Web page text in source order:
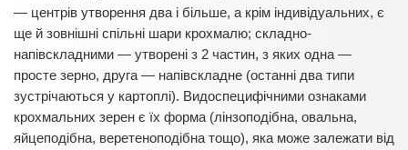
— центрів утворення два і більше, а крім індивідуальних, є
ще й зовнішні спільні шари крохмалю; складно-
напівскладними — утворені з 2 частин, з яких одна —
просте зерно, друга — напівскладне (останні два типи
зустрічаються у картоплі). Видоспецифічними ознаками
крохмальних зерен є їх форма (лінзоподібна, овальна,
яйцеподібна, веретеноподібна тощо), яка може залежати від